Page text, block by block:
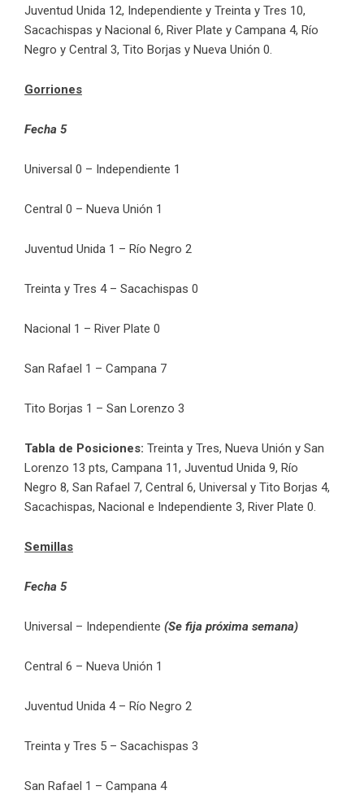
Juventud Unida 12, Independiente y Treinta y Tres 10,
Sacachispas y Nacional 6, River Plate y Campana 4, Río
Negro y Central 3, Tito Borjas y Nueva Unión 0.
Gorriones
Fecha 5
Universal 0 – Independiente 1
Central 0 – Nueva Unión 1
Juventud Unida 1 – Río Negro 2
Treinta y Tres 4 – Sacachispas 0
Nacional 1 – River Plate 0
San Rafael 1 – Campana 7
Tito Borjas 1 – San Lorenzo 3
Tabla de Posiciones: Treinta y Tres, Nueva Unión y San
Lorenzo 13 pts, Campana 11, Juventud Unida 9, Río
Negro 8, San Rafael 7, Central 6, Universal y Tito Borjas 4,
Sacachispas, Nacional e Independiente 3, River Plate 0.
Semillas
Fecha 5
Universal – Independiente (Se fija próxima semana)
Central 6 – Nueva Unión 1
Juventud Unida 4 – Río Negro 2
Treinta y Tres 5 – Sacachispas 3
San Rafael 1 – Campana 4